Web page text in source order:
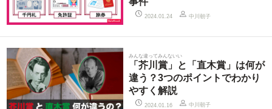
2024.01.24 中川朝子
みんな違ってみんないい
「芥川賞」と「直木賞」は何が
違う？3つのポイントでわかり
やすく解説
2024.01.16 中川朝子